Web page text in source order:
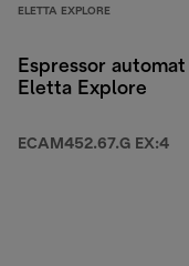
ELETTA EXPLORE
Espressor automat
Eletta Explore
ECAM452.67.G EX:4